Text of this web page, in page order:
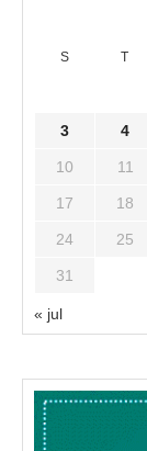
S T
3 4
10 11
17 18
24 25
31
« jul